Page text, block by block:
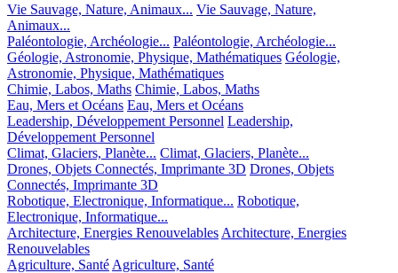
Vie Sauvage, Nature, Animaux... Vie Sauvage, Nature,
Animaux...
Paléontologie, Archéologie... Paléontologie, Archéologie...
Géologie, Astronomie, Physique, Mathématiques Géologie,
Astronomie, Physique, Mathématiques
Chimie, Labos, Maths Chimie, Labos, Maths
Eau, Mers et Océans Eau, Mers et Océans
Leadership, Développement Personnel Leadership,
Développement Personnel
Climat, Glaciers, Planète... Climat, Glaciers, Planète...
Drones, Objets Connectés, Imprimante 3D Drones, Objets
Connectés, Imprimante 3D
Robotique, Electronique, Informatique... Robotique,
Electronique, Informatique...
Architecture, Energies Renouvelables Architecture, Energies
Renouvelables
Agriculture, Santé Agriculture, Santé